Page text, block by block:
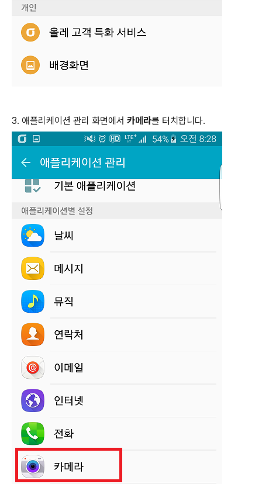
3. 애플리케이션 관리 화면에서 카메라를 터치합니다.